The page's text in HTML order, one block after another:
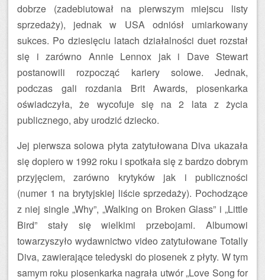
dobrze (zadebiutował na pierwszym miejscu listy
sprzedaży), jednak w USA odniósł umiarkowany
sukces. Po dziesięciu latach działalności duet rozstał
się i zarówno Annie Lennox jak i Dave Stewart
postanowili rozpocząć kariery solowe. Jednak,
podczas gali rozdania Brit Awards, piosenkarka
oświadczyła, że wycofuje się na 2 lata z życia
publicznego, aby urodzić dziecko.
Jej pierwsza solowa płyta zatytułowana Diva ukazała
się dopiero w 1992 roku i spotkała się z bardzo dobrym
przyjęciem, zarówno krytyków jak i publiczności
(numer 1 na brytyjskiej liście sprzedaży). Pochodzące
z niej single „Why”, „Walking on Broken Glass” i „Little
Bird” stały się wielkimi przebojami. Albumowi
towarzyszyło wydawnictwo video zatytułowane Totally
Diva, zawierające teledyski do piosenek z płyty. W tym
samym roku piosenkarka nagrała utwór „Love Song for